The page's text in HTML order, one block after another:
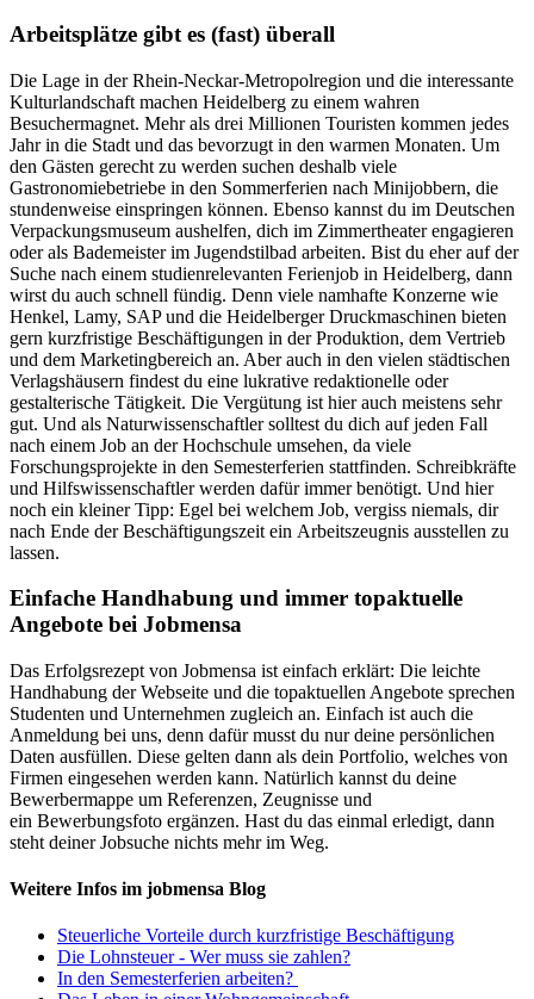
Arbeitsplätze gibt es (fast) überall
Die Lage in der Rhein-Neckar-Metropolregion und die interessante
Kulturlandschaft machen Heidelberg zu einem wahren
Besuchermagnet. Mehr als drei Millionen Touristen kommen jedes
Jahr in die Stadt und das bevorzugt in den warmen Monaten. Um
den Gästen gerecht zu werden suchen deshalb viele
Gastronomiebetriebe in den Sommerferien nach Minijobbern, die
stundenweise einspringen können. Ebenso kannst du im Deutschen
Verpackungsmuseum aushelfen, dich im Zimmertheater engagieren
oder als Bademeister im Jugendstilbad arbeiten. Bist du eher auf der
Suche nach einem studienrelevanten Ferienjob in Heidelberg, dann
wirst du auch schnell fündig. Denn viele namhafte Konzerne wie
Henkel, Lamy, SAP und die Heidelberger Druckmaschinen bieten
gern kurzfristige Beschäftigungen in der Produktion, dem Vertrieb
und dem Marketingbereich an. Aber auch in den vielen städtischen
Verlagshäusern findest du eine lukrative redaktionelle oder
gestalterische Tätigkeit. Die Vergütung ist hier auch meistens sehr
gut. Und als Naturwissenschaftler solltest du dich auf jeden Fall
nach einem Job an der Hochschule umsehen, da viele
Forschungsprojekte in den Semesterferien stattfinden. Schreibkräfte
und Hilfswissenschaftler werden dafür immer benötigt. Und hier
noch ein kleiner Tipp: Egel bei welchem Job, vergiss niemals, dir
nach Ende der Beschäftigungszeit ein Arbeitszeugnis ausstellen zu
lassen.
Einfache Handhabung und immer topaktuelle
Angebote bei Jobmensa
Das Erfolgsrezept von Jobmensa ist einfach erklärt: Die leichte
Handhabung der Webseite und die topaktuellen Angebote sprechen
Studenten und Unternehmen zugleich an. Einfach ist auch die
Anmeldung bei uns, denn dafür musst du nur deine persönlichen
Daten ausfüllen. Diese gelten dann als dein Portfolio, welches von
Firmen eingesehen werden kann. Natürlich kannst du deine
Bewerbermappe um Referenzen, Zeugnisse und
ein Bewerbungsfoto ergänzen. Hast du das einmal erledigt, dann
steht deiner Jobsuche nichts mehr im Weg.
Weitere Infos im jobmensa Blog
Steuerliche Vorteile durch kurzfristige Beschäftigung
Die Lohnsteuer - Wer muss sie zahlen?
In den Semesterferien arbeiten?